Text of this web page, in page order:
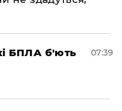
БПЛА б'ють
07:39